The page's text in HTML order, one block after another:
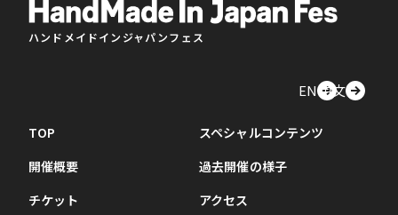
ハンドメイドインジャパンフェス
EN中文
TOP
開催概要
チケット
スペシャルコンテンツ
過去開催の様子
アクセス